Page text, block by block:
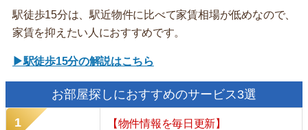
駅徒歩15分は、駅近物件に比べて家賃相場が低めなので、
家賃を抑えたい人におすすめです。
▶駅徒歩15分の解説はこちら
お部屋探しにおすすめのサービス3選
【物件情報を毎日更新】